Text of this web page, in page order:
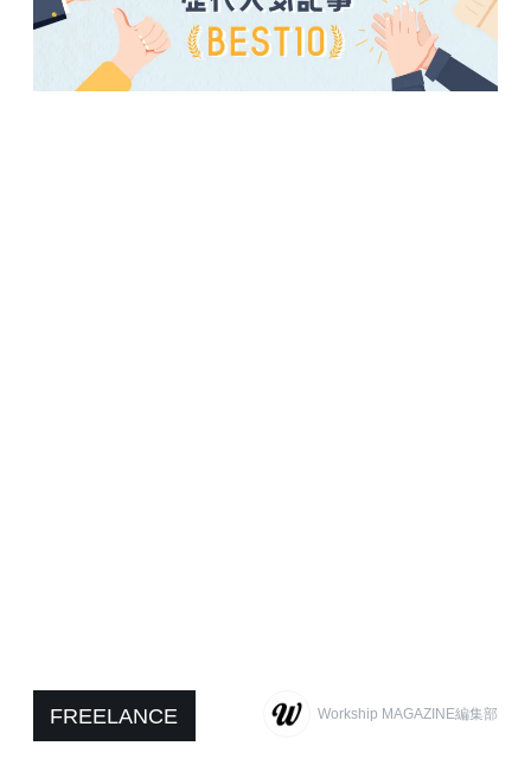
FREELANCE Workship MAGAZINE編集部